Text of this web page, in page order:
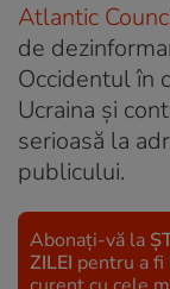
Atlantic
de
Occidentul în
Ucraina și
serioasă la
publicului.
Abonați-vă la
ZILEI pentru a fi